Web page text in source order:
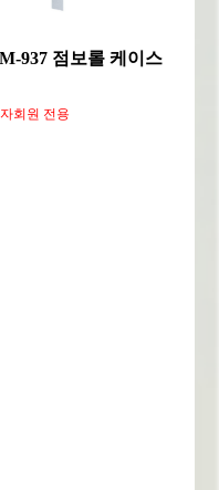
937 점보롤 케이스
회원 전용